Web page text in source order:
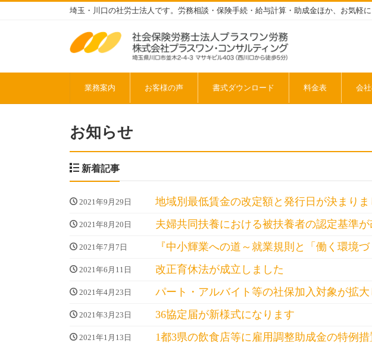
埼玉・川口の社労士法人です。労務相談・保険手続・給与計算・助成金ほか、お気軽に
業務案内 お客様の声 書式ダウンロード 料金表 会
お知らせ
新着記事
2021年9月29日 地域別最低賃金の改定額と発行日が決まりま
2021年8月20日 夫婦共同扶養における被扶養者の認定基準
2021年7月7日 『中小輝業への道～就業規則と「働く環境
2021年6月11日 改正育休法が成立しました
2021年4月23日 パート・アルバイト等の社保加入対象が拡大
2021年3月23日 36協定届が新様式になります
2021年1月13日 1都3県の飲食店等に雇用調整助成金の特例